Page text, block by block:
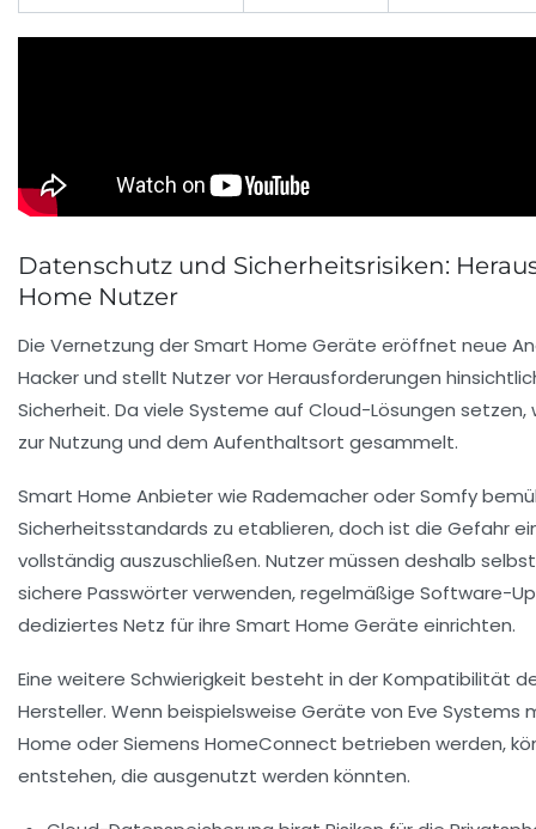
Datenschutz und Sicherheitsrisiken:
Home Nutzer
Die Vernetzung der Smart Home Geräte eröffnet neue
Hacker und stellt Nutzer vor Herausforderungen
Sicherheit. Da viele Systeme auf Cloud-Lösungen
zur Nutzung und dem Aufenthaltsort gesammelt.
Smart Home Anbieter wie Rademacher oder Somfy
Sicherheitsstandards zu etablieren, doch ist die Gefahr
vollständig auszuschließen. Nutzer müssen deshalb
sichere Passwörter verwenden, regelmäßige Software-
dediziertes Netz für ihre Smart Home Geräte einrichten.
Eine weitere Schwierigkeit besteht in der Kompatibilität
Hersteller. Wenn beispielsweise Geräte von Eve Systems
Home oder Siemens HomeConnect betrieben werden,
entstehen, die ausgenutzt werden könnten.